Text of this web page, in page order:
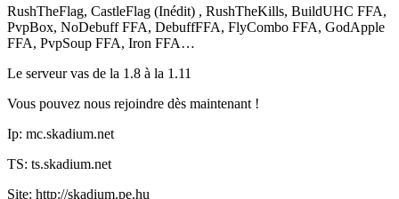
RushTheFlag, CastleFlag (Inédit) , RushTheKills, BuildUHC FFA,
PvpBox, NoDebuff FFA, DebuffFFA, FlyCombo FFA, GodApple
FFA, PvpSoup FFA, Iron FFA…
Le serveur vas de la 1.8 à la 1.11
Vous pouvez nous rejoindre dès maintenant !
Ip: mc.skadium.net
TS: ts.skadium.net
Site: http://skadium.pe.hu